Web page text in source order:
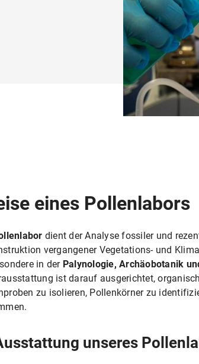
eines Pollenlabors
dient der Analyse fossiler und
vergangener Vegetations- und
in der Palynologie, Archäobotanik
ist darauf ausgerichtet,
zu isolieren, Pollenkörner zu
unseres